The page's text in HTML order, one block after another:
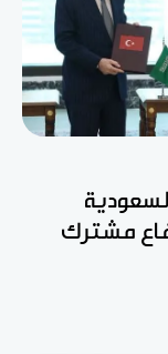
مشترك